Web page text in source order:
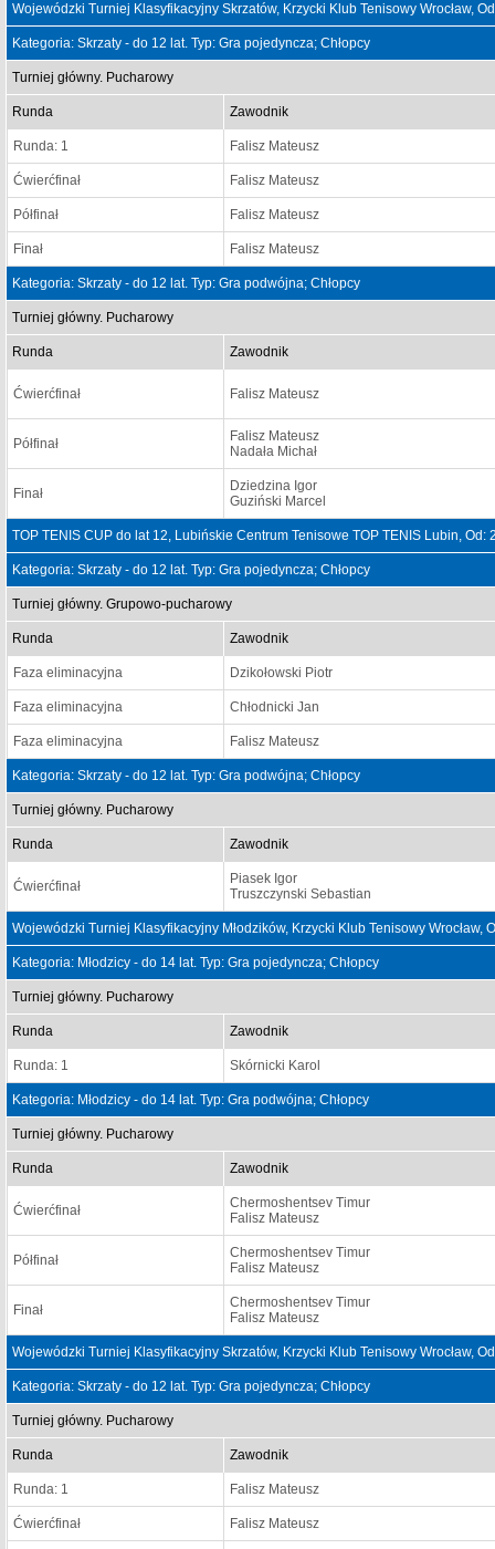
Wojewódzki Turniej Klasyfikacyjny Skrzatów, Krzycki Klub Tenisowy Wrocław,
Kategoria: Skrzaty - do 12 lat. Typ: Gra pojedyncza; Chłopcy
Turniej główny. Pucharowy
Runda Zawodnik
Runda: 1 Falisz Mateusz
Ćwierćfinał Falisz Mateusz
Półfinał Falisz Mateusz
Finał Falisz Mateusz
Kategoria: Skrzaty - do 12 lat. Typ: Gra podwójna; Chłopcy
Turniej główny. Pucharowy
Runda Zawodnik
Ćwierćfinał Falisz Mateusz
Półfinał
Falisz Mateusz
Nadała Michał
Finał
Dziedzina Igor
Guziński Marcel
TOP TENIS CUP do lat 12, Lubińskie Centrum Tenisowe TOP TENIS Lubin,
Kategoria: Skrzaty - do 12 lat. Typ: Gra pojedyncza; Chłopcy
Turniej główny. Grupowo-pucharowy
Runda Zawodnik
Faza eliminacyjna Dzikołowski Piotr
Faza eliminacyjna Chłodnicki Jan
Faza eliminacyjna Falisz Mateusz
Kategoria: Skrzaty - do 12 lat. Typ: Gra podwójna; Chłopcy
Turniej główny. Pucharowy
Runda Zawodnik
Ćwierćfinał
Piasek Igor
Truszczynski Sebastian
Wojewódzki Turniej Klasyfikacyjny Młodzików, Krzycki Klub Tenisowy Wrocław,
Kategoria: Młodzicy - do 14 lat. Typ: Gra pojedyncza; Chłopcy
Turniej główny. Pucharowy
Runda Zawodnik
Runda: 1 Skórnicki Karol
Kategoria: Młodzicy - do 14 lat. Typ: Gra podwójna; Chłopcy
Turniej główny. Pucharowy
Runda Zawodnik
Ćwierćfinał
Chermoshentsev Timur
Falisz Mateusz
Półfinał
Chermoshentsev Timur
Falisz Mateusz
Finał
Chermoshentsev Timur
Falisz Mateusz
Wojewódzki Turniej Klasyfikacyjny Skrzatów, Krzycki Klub Tenisowy Wrocław,
Kategoria: Skrzaty - do 12 lat. Typ: Gra pojedyncza; Chłopcy
Turniej główny. Pucharowy
Runda Zawodnik
Runda: 1 Falisz Mateusz
Ćwierćfinał Falisz Mateusz